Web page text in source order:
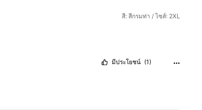
สี: สีกรมท่า / ไซส์: 2XL
มีประโยชน์ (1)